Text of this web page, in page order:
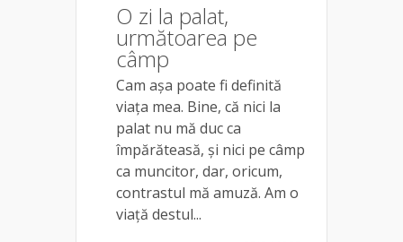
O zi la palat,
următoarea pe
câmp
Cam așa poate fi definită
viața mea. Bine, că nici la
palat nu mă duc ca
împărăteasă, și nici pe câmp
ca muncitor, dar, oricum,
contrastul mă amuză. Am o
viață destul...